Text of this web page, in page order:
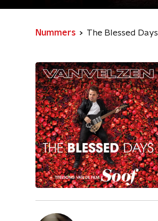
Nummers The Blessed Days